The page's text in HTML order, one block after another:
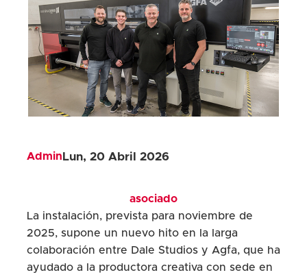
Admin Lun, 20 Abril 2026
asociado
La instalación, prevista para noviembre de
2025, supone un nuevo hito en la larga
colaboración entre Dale Studios y Agfa, que ha
ayudado a la productora creativa con sede en